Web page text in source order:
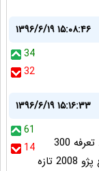
۱۳۹۶/۶/۱۹ ۱۵:۰۸:۴۶
34
32
۱۳۹۶/۶/۱۹ ۱۵:۱۶:۳۳
61
14
چرا یکی روی ایران خودرو نظارت نمی کنه. تعرفه 300
درصدی می بنده به پژو 301، این هم وضع پژو 2008 تازه